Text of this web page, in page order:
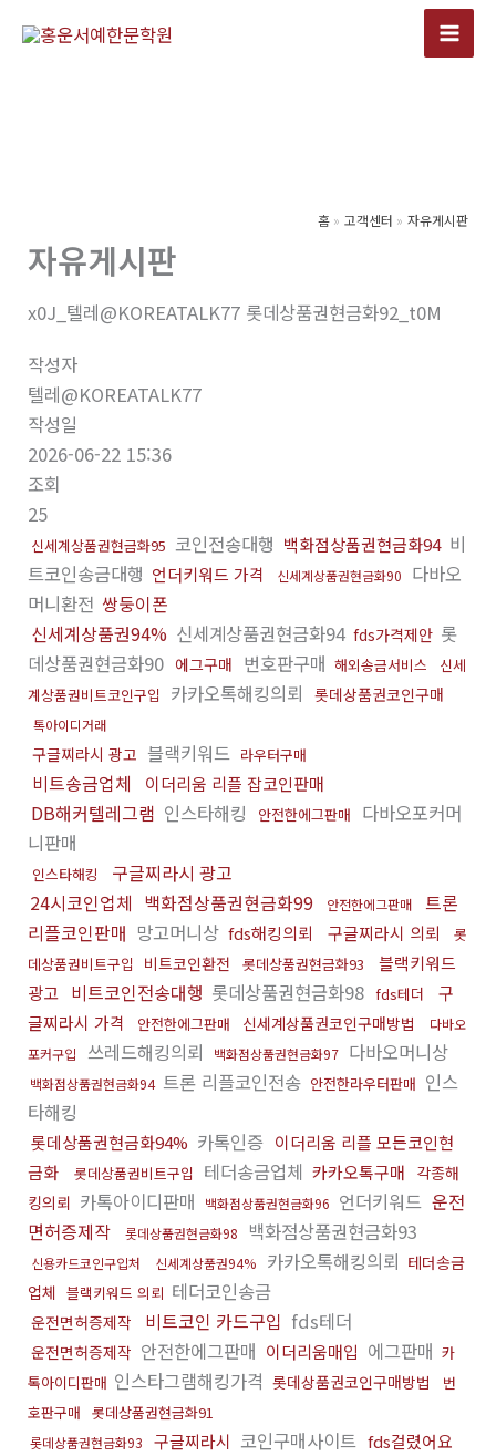
홈 고객센터 자유게시판
자유게시판
x0J_텔레@KOREATALK77 롯데상품권현금화92_t0M
작성자
텔레@KOREATALK77
작성일
2026-06-22 15:36
조회
25
신세계상품권현금화95 코인전송대행 백화점상품권현금화94 비
트코인송금대행 언더키워드 가격 신세계상품권현금화90
다바오
머니환전 쌍둥이폰
신세계상품권94% 신세계상품권현금화94 fds가격제안 롯
데상품권현금화90 에그구매 번호판구매 해외송금서비스
신세
계상품권비트코인구입
카카오톡해킹의뢰 롯데상품권코인구매
톡아이디거래
구글찌라시 광고 블랙키워드 라우터구매
비트송금업체 이더리움 리플 잡코인판매
DB해커텔레그램 인스타해킹 안전한에그판매
다바오포커머
니판매
인스타해킹
구글찌라시 광고
24시코인업체 백화점상품권현금화99 안전한에그판매
트론
리플코인판매 망고머니상 fds해킹의뢰 구글찌라시 의뢰
롯
데상품권비트구입
비트코인환전 롯데상품권현금화93
블랙키워드
광고 비트코인전송대행 롯데상품권현금화98 fds테더
구
글찌라시 가격
안전한에그판매 신세계상품권코인구매방법
다바오
포커구입
쓰레드해킹의뢰 백화점상품권현금화97 다바오머니상
백화점상품권현금화94 트론 리플코인전송 안전한라우터판매 인스
타해킹
롯데상품권현금화94% 카톡인증 이더리움 리플 모든코인현
금화
롯데상품권비트구입 테더송금업체 카카오톡구매 각종해
킹의뢰 카톡아이디판매 백화점상품권현금화96 언더키워드 운전
면허증제작
롯데상품권현금화98 백화점상품권현금화93
신용카드코인구입처 신세계상품권94% 카카오톡해킹의뢰 테더송금
업체 블랙키워드 의뢰 테더코인송금
운전면허증제작 비트코인 카드구입 fds테더
운전면허증제작 안전한에그판매 이더리움매입 에그판매 카
톡아이디판매 인스타그램해킹가격 롯데상품권코인구매방법
번
호판구매 롯데상품권현금화91
롯데상품권현금화93 구글찌라시 코인구매사이트 fds걸렸어요